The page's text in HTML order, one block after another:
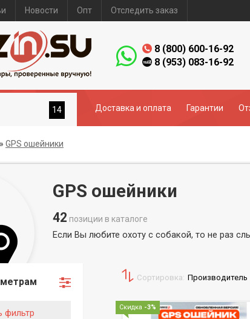
Новости Опт Отследить заказ
8 (800) 600-16-92
8 (953) 083-16-92
14 Доставка и оплата Гарантии
» GPS ошейники
GPS ошейники
42 позиции в каталоге
фильтр
Сортировка: Производитель
Скидка -3%